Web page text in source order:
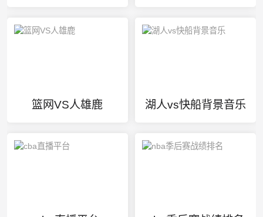
篮网VS人雄鹿 湖人vs快船背景音乐